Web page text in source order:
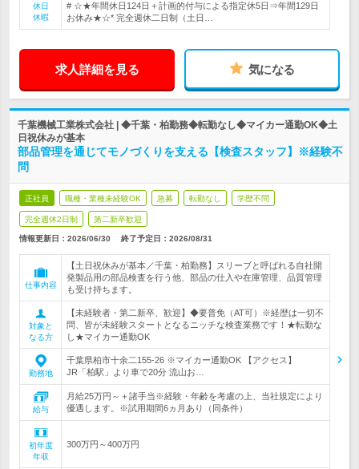
休日
休暇
# ☆★年間休日124日＋計画的付与による指定休5日⇒年間129日
お休み★☆* 完全週休二日制（土日…
求人詳細を見る 気になる
千葉機械工業株式会社 | ◆千葉・柏勤務◆転勤なし◆マイカー通勤OK◆土
日祝休みが基本
部品管理を通じてモノづくりを支える【検査スタッフ】※経験不
問
正社員 職種・業種未経験OK 急募 転勤なし 学歴不問
完全週休2日制 第二新卒歓迎
情報更新日：2026/06/30 終了予定日： 2026/08/31
仕事内容
【土日祝休みが基本／千葉・柏勤務】スリーブと呼ばれる自社開
発製品用の部品検査を行う他、部品の仕入や在庫管理、品質管理
も受け持ちます。
対象と
なる方
【未経験者・第二新卒、歓迎】◆要普免（AT可）※経歴は一切不
問、皆が未経験スタートとなるニッチな検査業務です！★転勤な
し★マイカー通勤OK
勤務地
千葉県柏市十余二155-26 ※マイカー通勤OK 【アクセス】
JR「柏駅」より車で20分 流山お…
給与
月給25万円～＋諸手当※経験・年齢を考慮の上、当社規定により
優遇します。※試用期間6ヵ月あり（同条件）
初年度
年収
300万円～400万円